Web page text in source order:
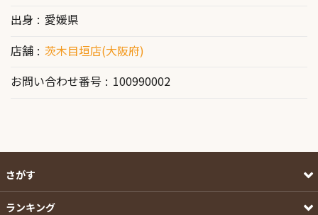
出身
愛媛県
店舗
茨木目垣店(大阪府)
お問い合わせ番号
100990002
さがす
ランキング